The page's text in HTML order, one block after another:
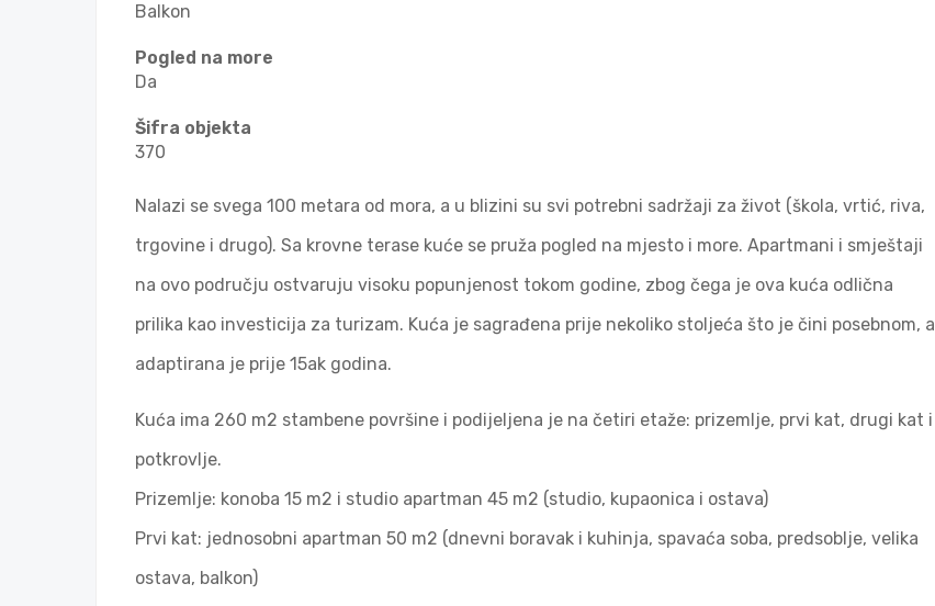
Balkon
Pogled na more
Da
Šifra objekta
370
Nalazi se svega 100 metara od mora, a u blizini su svi potrebni sadržaji za život (škola, vrtić, riva,
trgovine i drugo). Sa krovne terase kuće se pruža pogled na mjesto i more. Apartmani i smještaji
na ovo području ostvaruju visoku popunjenost tokom godine, zbog čega je ova kuća odlična
prilika kao investicija za turizam. Kuća je sagrađena prije nekoliko stoljeća što je čini posebnom, a
adaptirana je prije 15ak godina.
Kuća ima 260 m2 stambene površine i podijeljena je na četiri etaže: prizemlje, prvi kat, drugi kat i
potkrovlje.
Prizemlje: konoba 15 m2 i studio apartman 45 m2 (studio, kupaonica i ostava)
Prvi kat: jednosobni apartman 50 m2 (dnevni boravak i kuhinja, spavaća soba, predsoblje, velika
ostava, balkon)